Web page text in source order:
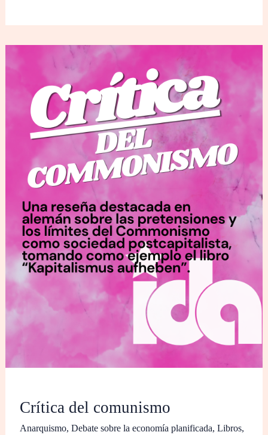
Crítica del comunismo
Anarquismo,Debate sobre la economía planificada,Libros,
comunismo